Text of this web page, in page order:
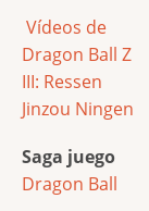
Vídeos de
Dragon Ball Z
III: Ressen
Jinzou Ningen
Saga juego
Dragon Ball